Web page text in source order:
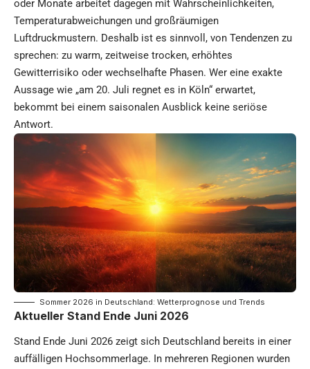
oder Monate arbeitet dagegen mit Wahrscheinlichkeiten,
Temperaturabweichungen und großräumigen
Luftdruckmustern. Deshalb ist es sinnvoll, von Tendenzen zu
sprechen: zu warm, zeitweise trocken, erhöhtes
Gewitterrisiko oder wechselhafte Phasen. Wer eine exakte
Aussage wie „am 20. Juli regnet es in Köln“ erwartet,
bekommt bei einem saisonalen Ausblick keine seriöse
Antwort.
Sommer 2026 in Deutschland: Wetterprognose und Trends
Aktueller Stand Ende Juni 2026
Stand Ende Juni 2026 zeigt sich Deutschland bereits in einer
auffälligen Hochsommerlage. In mehreren Regionen wurden